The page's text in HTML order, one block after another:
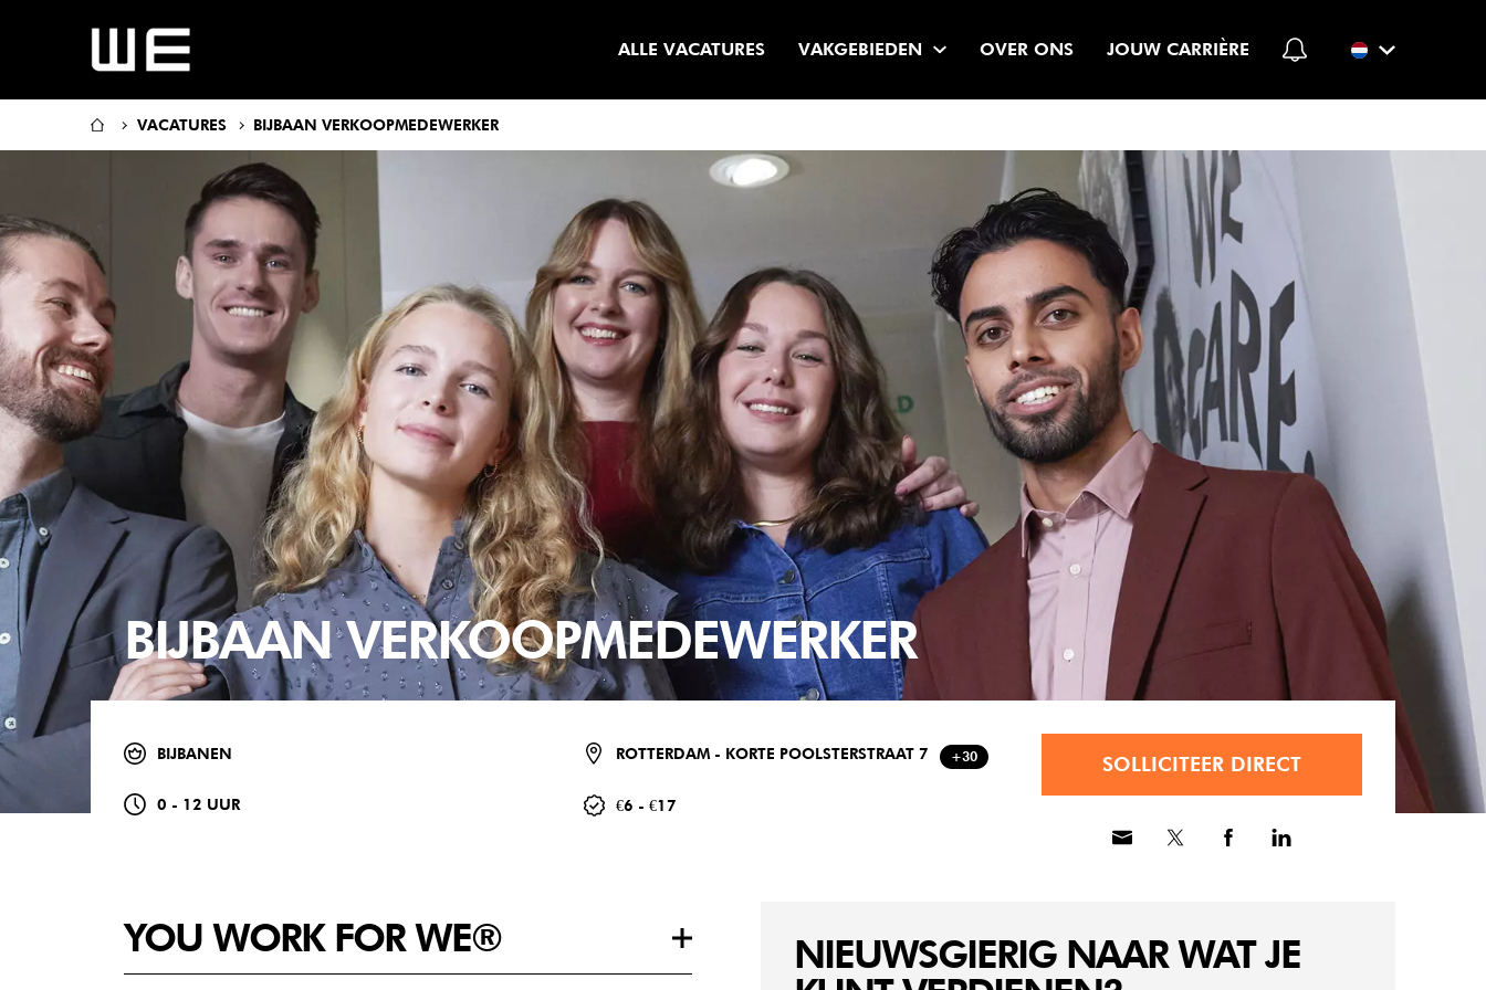
ALLE VACATURES VAKGEBIEDEN OVER ONS JOUW CARRIÈRE
VACATURES BIJBAAN VERKOOPMEDEWERKER
BIJBAAN VERKOOPMEDEWERKER
ROTTERDAM - KORTE POOLSTERSTRAAT 7 +30
€6 - €17
BIJBANEN
0 - 12 UUR
SOLLICITEER DIRECT
YOU WORK FOR WE®
NIEUWSGIERIG NAAR WAT JE